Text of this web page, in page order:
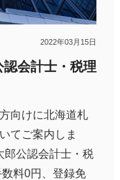
2022年03月15日
会計士・税理
向けに北海道札
てご案内しま
郎公認会計士・税
料0円、登録免